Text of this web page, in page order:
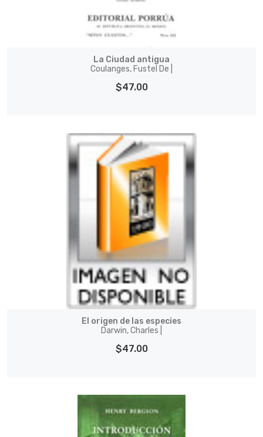
La Ciudad antigua
Coulanges, Fustel De |
$47.00
El origen de las especies
Darwin, Charles |
$47.00